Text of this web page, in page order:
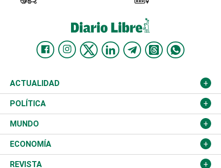
ACTUALIDAD
Nacional
Ciudad
Educación
Salud
POLÍTICA
Partidos
JCE
TSE
MUNDO
Estados Unidos
América Latina
ECONOMÍA
Finanzas
REVISTA